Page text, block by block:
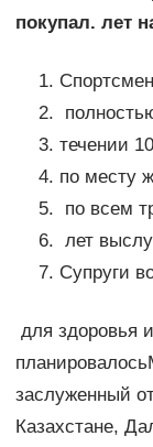
покупал.​ лет
​течении
​по месту
по всем
лет
​Супруги
для здоровья
заслуженный
Казахстане,